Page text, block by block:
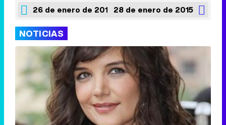
26 de enero de 2015 28 de enero de 2015
NOTICIAS